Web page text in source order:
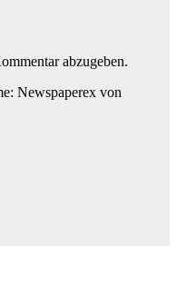
abzugeben.
Newspaperex von